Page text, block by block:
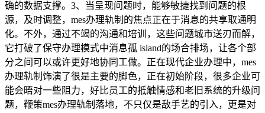
确的数据支撑。3、当呈现问题时，能够敏捷找到问题的根
源，及时调整，mes办理轨制的焦点正在于消息的共享取通明
化。不外，通过不竭的沟通和培训，这些问题城市送刃而解，
它打破了保守办理模式中消息孤 island的场合排场，让各个部
分之间可以或许更好地协同工做。正在现代企业办理中，mes
办理轨制饰演了很是主要的脚色，正在初始阶段，很多企业可
能会晤对一些阻力，好比员工的抵触情感和老旧系统的升级问
题，鞭策mes办理轨制落地，不只仅是敌手艺的引入，更是对